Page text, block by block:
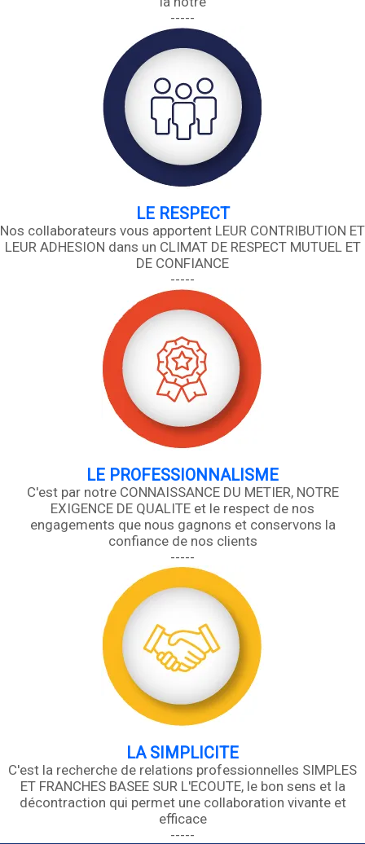
-----
LE RESPECT
Nos collaborateurs vous apportent LEUR CONTRIBUTION ET
LEUR ADHESION dans un CLIMAT DE RESPECT MUTUEL ET
DE CONFIANCE
-----
LE PROFESSIONNALISME
C'est par notre CONNAISSANCE DU METIER, NOTRE
EXIGENCE DE QUALITE et le respect de nos
engagements que nous gagnons et conservons la
confiance de nos clients
-----
LA SIMPLICITE
C'est la recherche de relations professionnelles SIMPLES
ET FRANCHES BASEE SUR L'ECOUTE, le bon sens et la
décontraction qui permet une collaboration vivante et
efficace
-----